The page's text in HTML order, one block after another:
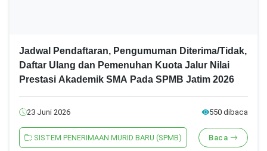
Jadwal Pendaftaran, Pengumuman Diterima/Tidak,
Daftar Ulang dan Pemenuhan Kuota Jalur Nilai
Prestasi Akademik SMA Pada SPMB Jatim 2026
23 Juni 2026 550 dibaca
SISTEM PENERIMAAN MURID BARU (SPMB) Baca